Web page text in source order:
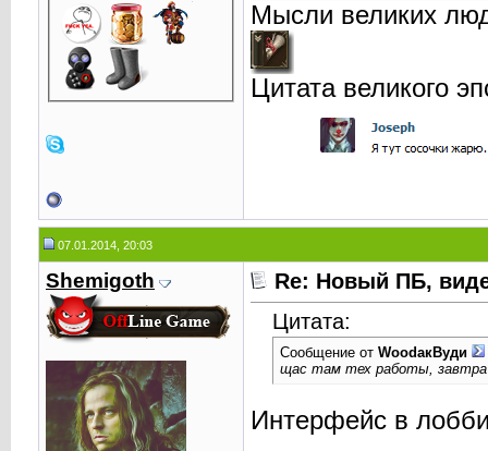
Мысли великих
Цитата великого
07.01.2014, 20:03
Shemigoth
Re: Новый ПБ,
Цитата:
Сообщение от WoodaкВуди
щас там тех работы, завтра
Интерфейс в